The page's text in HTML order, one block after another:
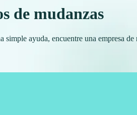
de mudanzas
simple ayuda, encuentre una empresa